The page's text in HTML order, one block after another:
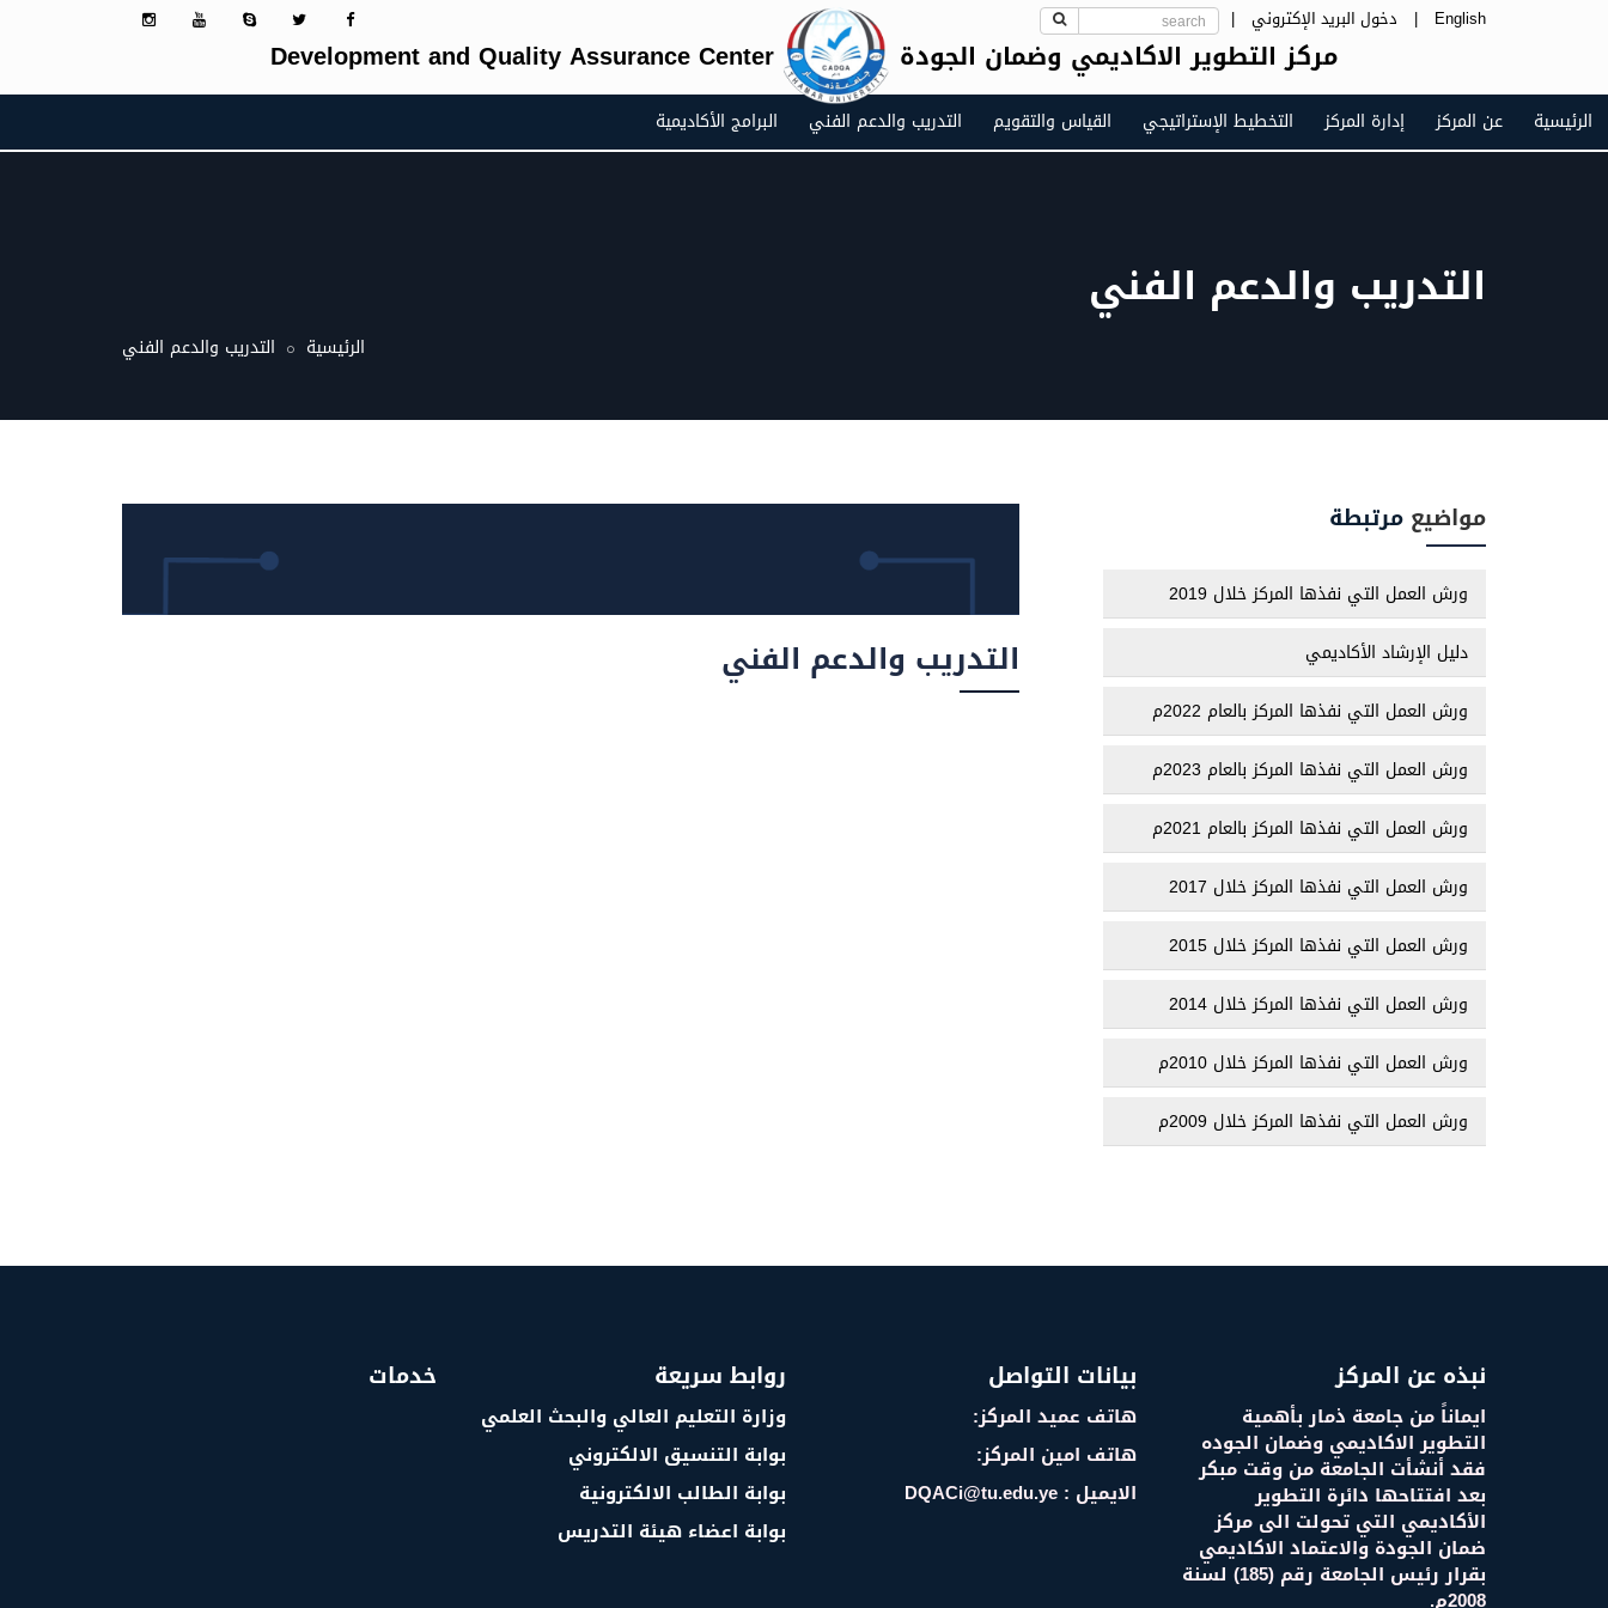
English
| دخول البريد الإكتروني |
مركز التطوير الاكاديمي وضمان الجودة Development and Quality Assurance Center
الرئيسية عن المركز إدارة المركز التخطيط الإستراتيجي القياس والتقويم التدريب والدعم الفني البرامج الأكاديمية
التدريب والدعم الفني
الرئيسية التدريب والدعم الفني
التدريب والدعم الفني
مواضيع مرتبطة
ورش العمل التي نفذها المركز خلال 2019
دليل الإرشاد الأكاديمي
ورش العمل التي نفذها المركز بالعام 2022م
ورش العمل التي نفذها المركز بالعام 2023م
ورش العمل التي نفذها المركز بالعام 2021م
ورش العمل التي نفذها المركز خلال 2017
ورش العمل التي نفذها المركز خلال 2015
ورش العمل التي نفذها المركز خلال 2014
ورش العمل التي نفذها المركز خلال 2010م
ورش العمل التي نفذها المركز خلال 2009م
نبذه عن المركز
ايماناً من جامعة ذمار بأهمية
التطوير الاكاديمي وضمان الجوده
فقد أنشأت الجامعة من وقت مبكر
بعد افتتاحها دائرة التطوير
الأكاديمي التي تحولت الى مركز
ضمان الجودة والاعتماد الاكاديمي
بقرار رئيس الجامعة رقم (185) لسنة
2008م.
بيانات التواصل
هاتف عميد المركز:
هاتف امين المركز:
الايميل : DQACi@tu.edu.ye
روابط سريعة
وزارة التعليم العالي والبحث العلمي
بوابة التنسيق الالكتروني
بوابة الطالب الالكترونية
بوابة اعضاء هيئة التدريس
خدمات